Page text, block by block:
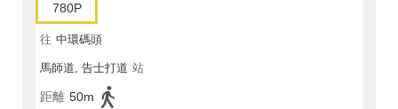
780P
往 中環碼頭
馬師道, 告士打道 站
距離 50m